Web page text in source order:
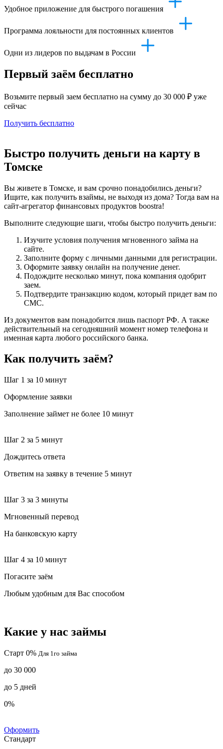
Удобное приложение для быстрого погашения
Программа лояльности для постоянных клиентов
Одни из лидеров по выдачам в России
Первый заём бесплатно
Возьмите первый заем бесплатно на сумму до 30 000 ₽ уже
сейчас
Получить бесплатно
Быстро получить деньги на карту в
Томске
Вы живете в Томске, и вам срочно понадобились деньги?
Ищите, как получить взаймы, не выходя из дома? Тогда вам на
сайт-агрегатор финансовых продуктов boostra!
Выполните следующие шаги, чтобы быстро получить деньги:
Изучите условия получения мгновенного займа на
сайте.
Заполните форму с личными данными для регистрации.
Оформите заявку онлайн на получение денег.
Подождите несколько минут, пока компания одобрит
заем.
Подтвердите транзакцию кодом, который придет вам по
СМС.
Из документов вам понадобится лишь паспорт РФ. А также
действительный на сегодняшний момент номер телефона и
именная карта любого российского банка.
Как получить заём?
Шаг 1 за 10 минут
Оформление заявки
Заполнение займет не более 10 минут
Шаг 2 за 5 минут
Дождитесь ответа
Ответим на заявку в течение 5 минут
Шаг 3 за 3 минуты
Мгновенный перевод
На банковскую карту
Шаг 4 за 10 минут
Погасите заём
Любым удобным для Вас способом
Какие у нас займы
Старт 0% Для 1го займа
до 30 000
до 5 дней
0%
Оформить
Стандарт